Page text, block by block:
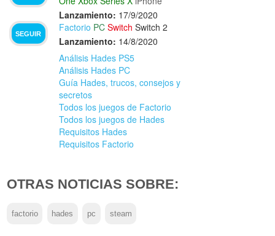
Lanzamiento: 17/9/2020
SEGUIR
Factorio PC Switch Switch 2
Lanzamiento: 14/8/2020
Análisis Hades PS5
Análisis Hades PC
Guía Hades, trucos, consejos y
secretos
Todos los juegos de Factorio
Todos los juegos de Hades
Requisitos Hades
Requisitos Factorio
OTRAS NOTICIAS SOBRE:
factorio hades pc steam